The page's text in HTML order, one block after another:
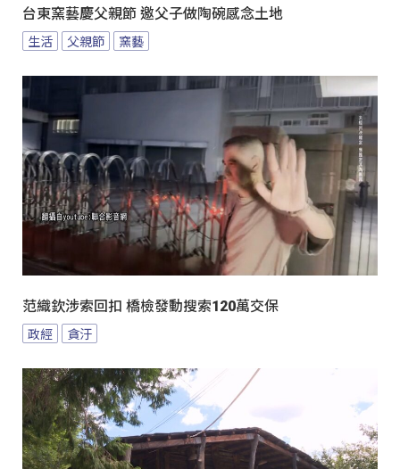
台東窯藝慶父親節 邀父子做陶碗感念土地
生活 父親節 窯藝
范織欽涉索回扣 橋檢發動搜索120萬交保
政經 貪汙